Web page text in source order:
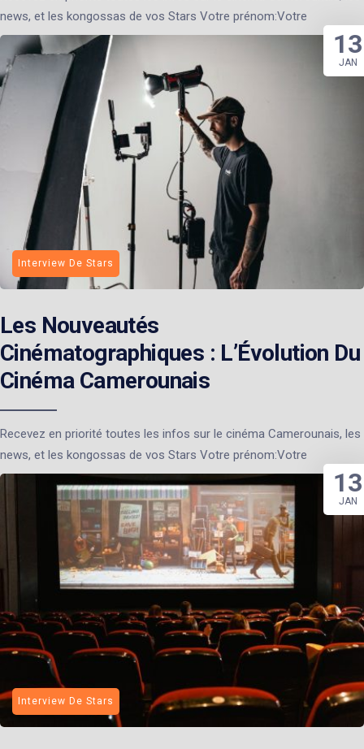
news, et les kongossas de vos Stars Votre prénom:Votre
Interview De Stars
Les Nouveautés
Cinématographiques : L’Évolution Du
Cinéma Camerounais
Recevez en priorité toutes les infos sur le cinéma Camerounais, les
news, et les kongossas de vos Stars Votre prénom:Votre
13
JAN
Interview De Stars
13
JAN